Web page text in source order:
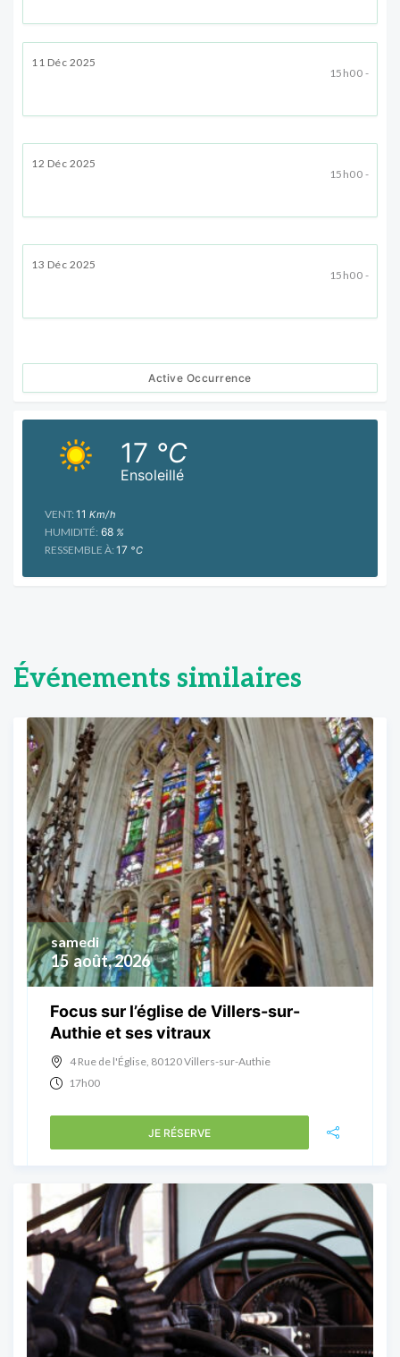
11 Déc 2025
15h00 -
12 Déc 2025
15h00 -
13 Déc 2025
15h00 -
Active Occurrence
Ensoleillé
17 °C
VENT: 11 Km/h
HUMIDITÉ: 68 %
RESSEMBLE À: 17 °C
Événements similaires
15 août, 2026
samedi
Focus sur l’église de Villers-sur-
Authie et ses vitraux
4 Rue de l'Église, 80120 Villers-sur-Authie
17h00
JE RÉSERVE